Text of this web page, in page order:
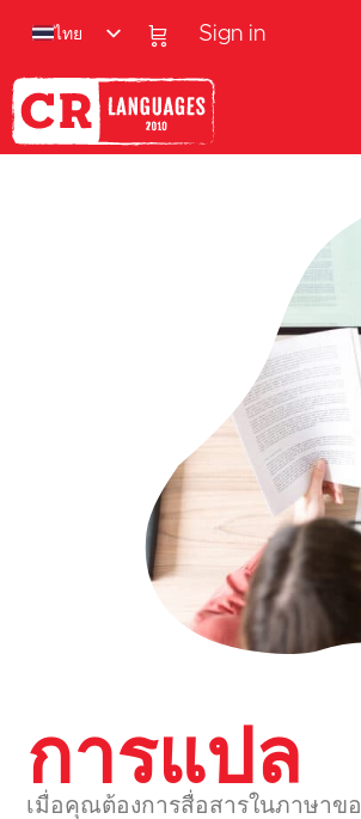
Sign in
ไทย
การแปล
เมื่อคุณต้องการสื่อสารในภาษาขอ